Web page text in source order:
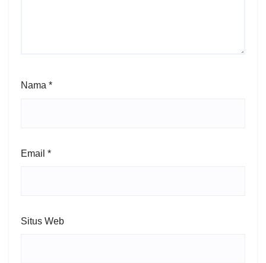
Nama *
Email *
Situs Web